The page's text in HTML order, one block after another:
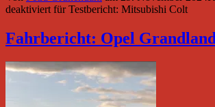
deaktiviertfür Testbericht: Mitsubishi Colt
Fahrbericht: Opel